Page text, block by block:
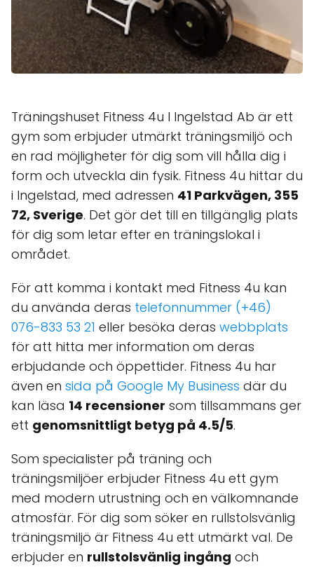
Träningshuset Fitness 4u I Ingelstad Ab är ett
gym som erbjuder utmärkt träningsmiljö och
en rad möjligheter för dig som vill hålla dig i
form och utveckla din fysik. Fitness 4u hittar du
i Ingelstad, med adressen 41 Parkvägen, 355
72, Sverige. Det gör det till en tillgänglig plats
för dig som letar efter en träningslokal i
området.
För att komma i kontakt med Fitness 4u kan
du använda deras telefonnummer (+46)
076-833 53 21 eller besöka deras webbplats
för att hitta mer information om deras
erbjudande och öppettider. Fitness 4u har
även en sida på Google My Business där du
kan läsa 14 recensioner som tillsammans ger
ett genomsnittligt betyg på 4.5/5.
Som specialister på träning och
träningsmiljöer erbjuder Fitness 4u ett gym
med modern utrustning och en välkomnande
atmosfär. För dig som söker en rullstolsvänlig
träningsmiljö är Fitness 4u ett utmärkt val. De
erbjuder en rullstolsvänlig ingång och